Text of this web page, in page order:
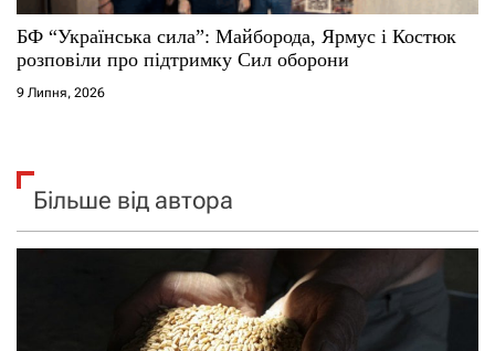
БФ “Українська сила”: Майборода, Ярмус і Костюк
розповіли про підтримку Сил оборони
9 Липня, 2026
Більше від автора